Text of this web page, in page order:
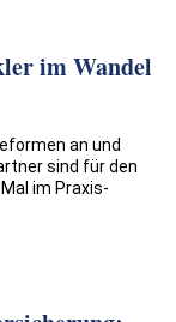
im Wandel
an und
sind für den
im Praxis-